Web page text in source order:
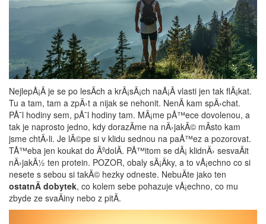
NejlepÅ¡Ã­ je se po lesÃ­ch a krÃ¡sÃ¡ch naÅ¡Ã­ vlasti jen tak flÃ¡kat.
Tu a tam, tam a zpÄ›t a nijak se nehonit. NenÃ­ kam spÄ›chat.
PÅ¯l hodiny sem, pÅ¯l hodiny tam. MÃ¡me pÅ™ece dovolenou, a
tak je naprosto jedno, kdy dorazÃ­me na nÄ›jakÃ© mÃ­sto kam
jsme chtÄ›li. Je lÃ©pe si v klidu sednou na paÅ™ez a pozorovat.
TÅ™eba jen koukat do ÃºdolÃ­. PÅ™itom se dÃ¡ klidnÄ› sesvaÄit
nÄ›jakÃ½ ten protein. POZOR, obaly sÃ¡Äky, a to vÅ¡echno co si
nesete s sebou si takÃ© hezky odneste. NebuÄte jako ten
ostatnÃ­ dobytek, co kolem sebe pohazuje vÅ¡echno, co mu
zbyde ze svaÄiny nebo z pitÃ­.